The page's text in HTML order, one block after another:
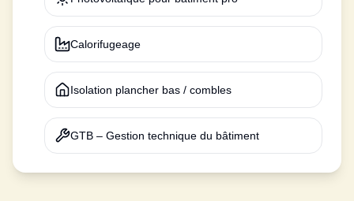
Calorifugeage
Isolation plancher bas / combles
GTB – Gestion technique du bâtiment